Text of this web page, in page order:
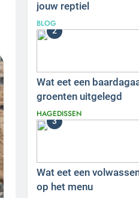
jouw reptiel
BLOG
2
Wat eet een
groenten uitgelegd
HAGEDISSEN
3
Wat eet een
op het menu